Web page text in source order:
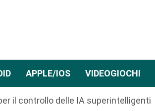
APPLE/IOS VIDEOGIOCHI
il controllo delle IA superintelligenti